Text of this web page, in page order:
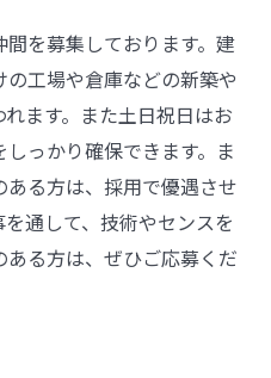
を募集しております。建
工場や倉庫などの新築や
ます。また土日祝日はお
っかり確保できます。ま
る方は、採用で優遇させ
通して、技術やセンスを
る方は、ぜひご応募くだ